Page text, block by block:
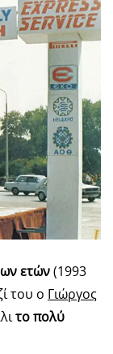
ετών(1993
του ο Γιώργος
το πολύ